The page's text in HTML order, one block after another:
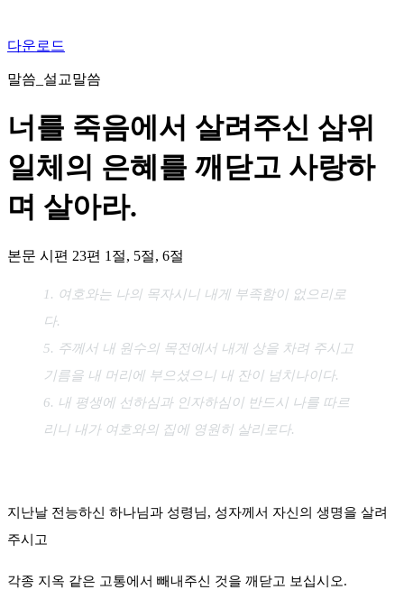
다운로드
말씀_설교말씀
너를 죽음에서 살려주신 삼위
일체의 은혜를 깨닫고 사랑하
며 살아라.
본문 시편 23편 1절, 5절, 6절
1. 여호와는 나의 목자시니 내게 부족함이 없으리로
다.
5. 주께서 내 원수의 목전에서 내게 상을 차려 주시고
기름을 내 머리에 부으셨으니 내 잔이 넘치나이다.
6. 내 평생에 선하심과 인자하심이 반드시 나를 따르
리니 내가 여호와의 집에 영원히 살리로다.
지난날 전능하신 하나님과 성령님, 성자께서 자신의 생명을 살려
주시고
각종 지옥 같은 고통에서 빼내주신 것을 깨닫고 보십시오.